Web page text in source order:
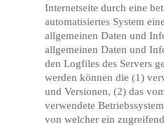
Internetseite durch eine
automatisiertes System
allgemeinen Daten und
allgemeinen Daten und
den Logfiles des Servers
werden können die (1)
und Versionen, (2) das
verwendete
von welcher ein